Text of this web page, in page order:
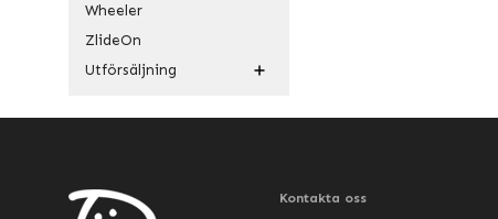
Wheeler
ZlideOn
Utförsäljning
Kontakta oss